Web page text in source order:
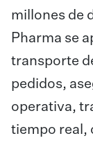
millones de
Pharma se
transporte
pedidos,
operativa,
tiempo real,